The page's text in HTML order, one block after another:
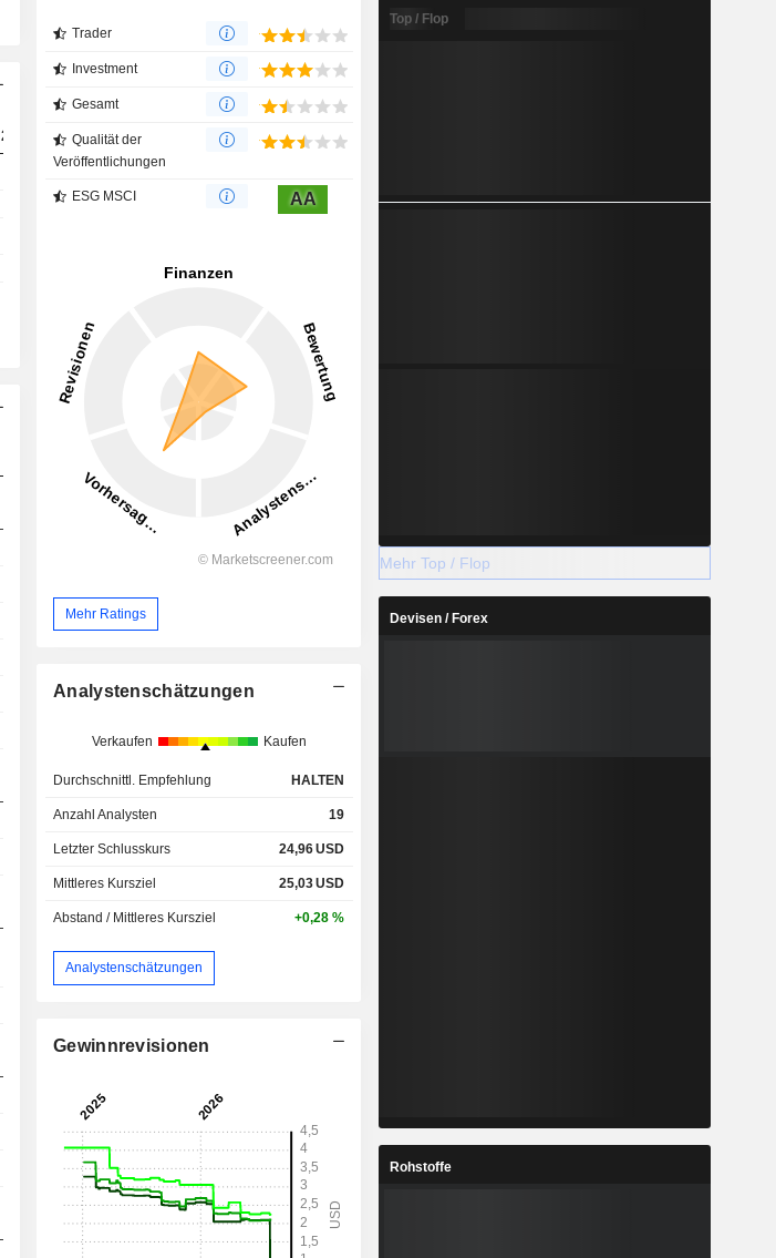
2025 2026 2027 2028
901,6
-21,78 % 12,56 % -0 %
6,99 %
20,57 %
16,51 %
-21,83 % -15,87 %
14,68 % 10,24 % 10,95 %
3,62 % 3,1 % 3,63 %
6,78 % 6,22 % 6,53 % 6,74 %
14,02 % 18,21 % 17,97 % 17,56 %
21,88 % 35,78 % 33,44 %
Trader
Investment
Gesamt
Qualität der
Veröffentlichungen
ESG MSCI AA
Mehr Ratings
Analystenschätzungen
Verkaufen Kaufen
Durchschnittl. Empfehlung HALTEN
Anzahl Analysten 19
Letzter Schlusskurs 24,96USD
Mittleres Kursziel 25,03USD
Abstand / Mittleres Kursziel +0,28 %
Analystenschätzungen
Gewinnrevisionen
Top / Flop
Mehr Top / Flop
Devisen / Forex
Rohstoffe